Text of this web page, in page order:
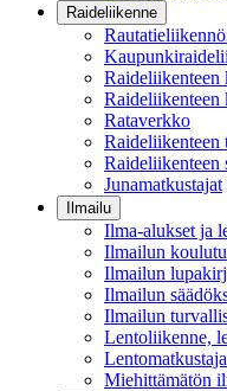
Raideliikenne
Raideliikenteen
Raideliikenteen
Rataverkko
Raideliikenteen
Raideliikenteen
Junamatkustajat
Ilmailu
Ilma-alukset ja
Ilmailun
Ilmailun
Ilmailun
Ilmailun
Lentoliikenne,
Lentomatkustaja
Miehittämätön